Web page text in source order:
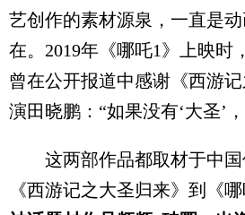
艺创作的素材源泉，一直是
在。2019年《哪吒1》上映时
曾在公开报道中感谢《西游
演田晓鹏：“如果没有‘大圣’
这两部作品都取材于中国
《西游记之大圣归来》到《